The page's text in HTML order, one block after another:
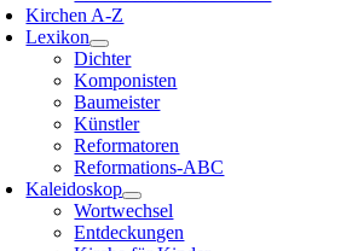
Kirchen A-Z
Lexikon
Dichter
Komponisten
Baumeister
Künstler
Reformatoren
Reformations-ABC
Kaleidoskop
Wortwechsel
Entdeckungen